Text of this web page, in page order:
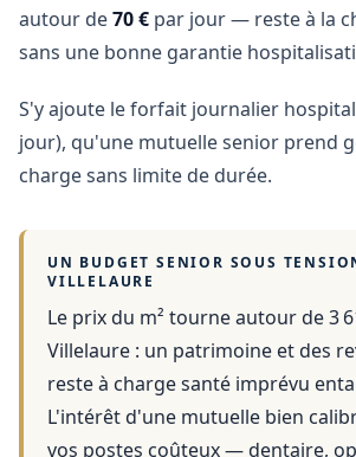
autour de70 € par jour — reste à la
sans une bonne garantie
S'y ajoute le forfait journalier
jour), qu'une mutuelle senior prend
charge sans limite de durée.
UN BUDGET SENIOR SOUS
VILLELAURE
Le prix du m² tourne autour de 3
Villelaure : un patrimoine et des
reste à charge santé imprévu
L'intérêt d'une mutuelle bien
vos postes coûteux — dentaire,